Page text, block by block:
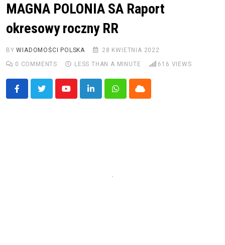
MAGNA POLONIA SA Raport
okresowy roczny RR
BYWIADOMOŚCI POLSKA
28 KWIETNIA 2022
0 COMMENTS LESS THAN A MINUTE 616 VIEWS
YoutubeLinkedInWhatsappCloud